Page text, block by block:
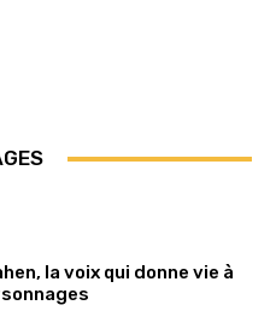
la voix qui donne vie à